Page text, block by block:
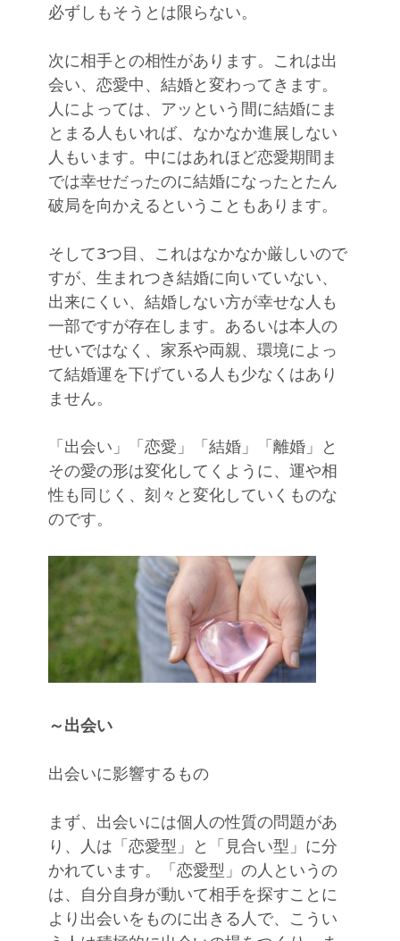
必ずしもそうとは限らない。
次に相手との相性があります。これは出
会い、恋愛中、結婚と変わってきます。
人によっては、アッという間に結婚にま
とまる人もいれば、なかなか進展しない
人もいます。中にはあれほど恋愛期間ま
では幸せだったのに結婚になったとたん
破局を向かえるということもあります。
そして3つ目、これはなかなか厳しいので
すが、生まれつき結婚に向いていない、
出来にくい、結婚しない方が幸せな人も
一部ですが存在します。あるいは本人の
せいではなく、家系や両親、環境によっ
て結婚運を下げている人も少なくはあり
ません。
「出会い」「恋愛」「結婚」「離婚」と
その愛の形は変化してくように、運や相
性も同じく、刻々と変化していくものな
のです。
～出会い
出会いに影響するもの
まず、出会いには個人の性質の問題があ
り、人は「恋愛型」と「見合い型」に分
かれています。「恋愛型」の人というの
は、自分自身が動いて相手を探すことに
より出会いをものに出きる人で、こうい